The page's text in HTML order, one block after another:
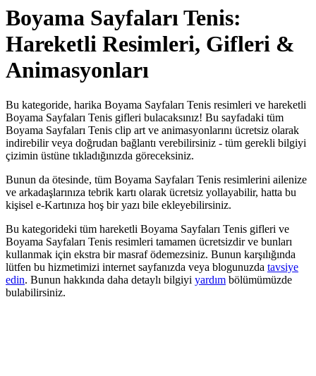
Boyama Sayfaları Tenis:
Hareketli Resimleri, Gifleri &
Animasyonları
Bu kategoride, harika Boyama Sayfaları Tenis resimleri ve hareketli
Boyama Sayfaları Tenis gifleri bulacaksınız! Bu sayfadaki tüm
Boyama Sayfaları Tenis clip art ve animasyonlarını ücretsiz olarak
indirebilir veya doğrudan bağlantı verebilirsiniz - tüm gerekli bilgiyi
çizimin üstüne tıkladığınızda göreceksiniz.
Bunun da ötesinde, tüm Boyama Sayfaları Tenis resimlerini ailenize
ve arkadaşlarınıza tebrik kartı olarak ücretsiz yollayabilir, hatta bu
kişisel e-Kartınıza hoş bir yazı bile ekleyebilirsiniz.
Bu kategorideki tüm hareketli Boyama Sayfaları Tenis gifleri ve
Boyama Sayfaları Tenis resimleri tamamen ücretsizdir ve bunları
kullanmak için ekstra bir masraf ödemezsiniz. Bunun karşılığında
lütfen bu hizmetimizi internet sayfanızda veya blogunuzda tavsiye
edin. Bunun hakkında daha detaylı bilgiyi yardım bölümümüzde
bulabilirsiniz.